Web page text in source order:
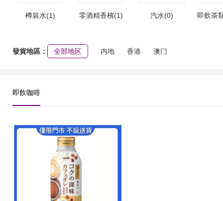
樽裝水(1) 零酒精香檳(1) 汽水(0) 即飲茶
發貨地區： 全部地区 内地 香港 澳门
即飲咖啡